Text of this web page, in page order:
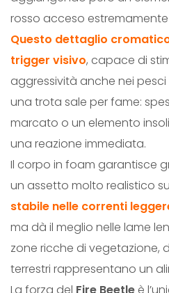
rosso acceso
Questo dettaglio
trigger visivo, capace di
aggressività anche nei pesci
una trota sale per fame:
marcato o un elemento
una reazione immediata.
Il corpo in foam garantisce
un assetto molto realistico
stabile nelle correnti
ma dà il meglio nelle lame
zone ricche di vegetazione,
terrestri rappresentano un
La forza del Fire Beetle è